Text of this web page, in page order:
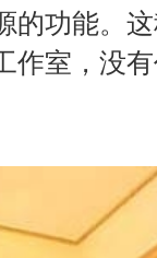
的功能。
作室，没